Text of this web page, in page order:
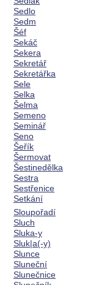
Sedlo
Sedm
Šéf
Sekáč
Sekera
Sekretář
Sekretářka
Sele
Selka
Šelma
Semeno
Seminář
Seno
Šeřík
Šermovat
Šestinedělka
Sestra
Sestřenice
Setkání
Sloupořadí
Sluch
Sluka-y
Sluk|a(-y)
Slunce
Sluneční
Slunečnice